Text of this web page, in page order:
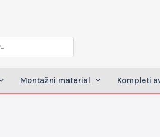
Montažni material Kompleti